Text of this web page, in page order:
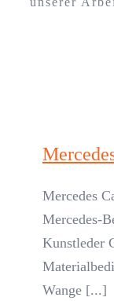
Mercedes
Mercedes-
Kunstleder
Wange [...]